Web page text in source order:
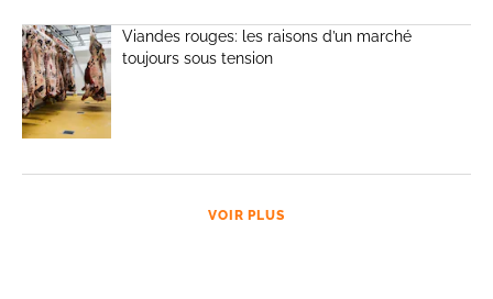
Viandes rouges: les raisons d’un marché
toujours sous tension
VOIR PLUS